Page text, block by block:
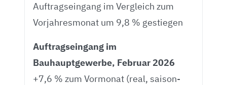
Auftragseingang im Vergleich zum
Vorjahresmonat um 9,8 % gestiegen
Auftragseingang im
Bauhauptgewerbe, Februar 2026
+7,6 % zum Vormonat (real, saison-